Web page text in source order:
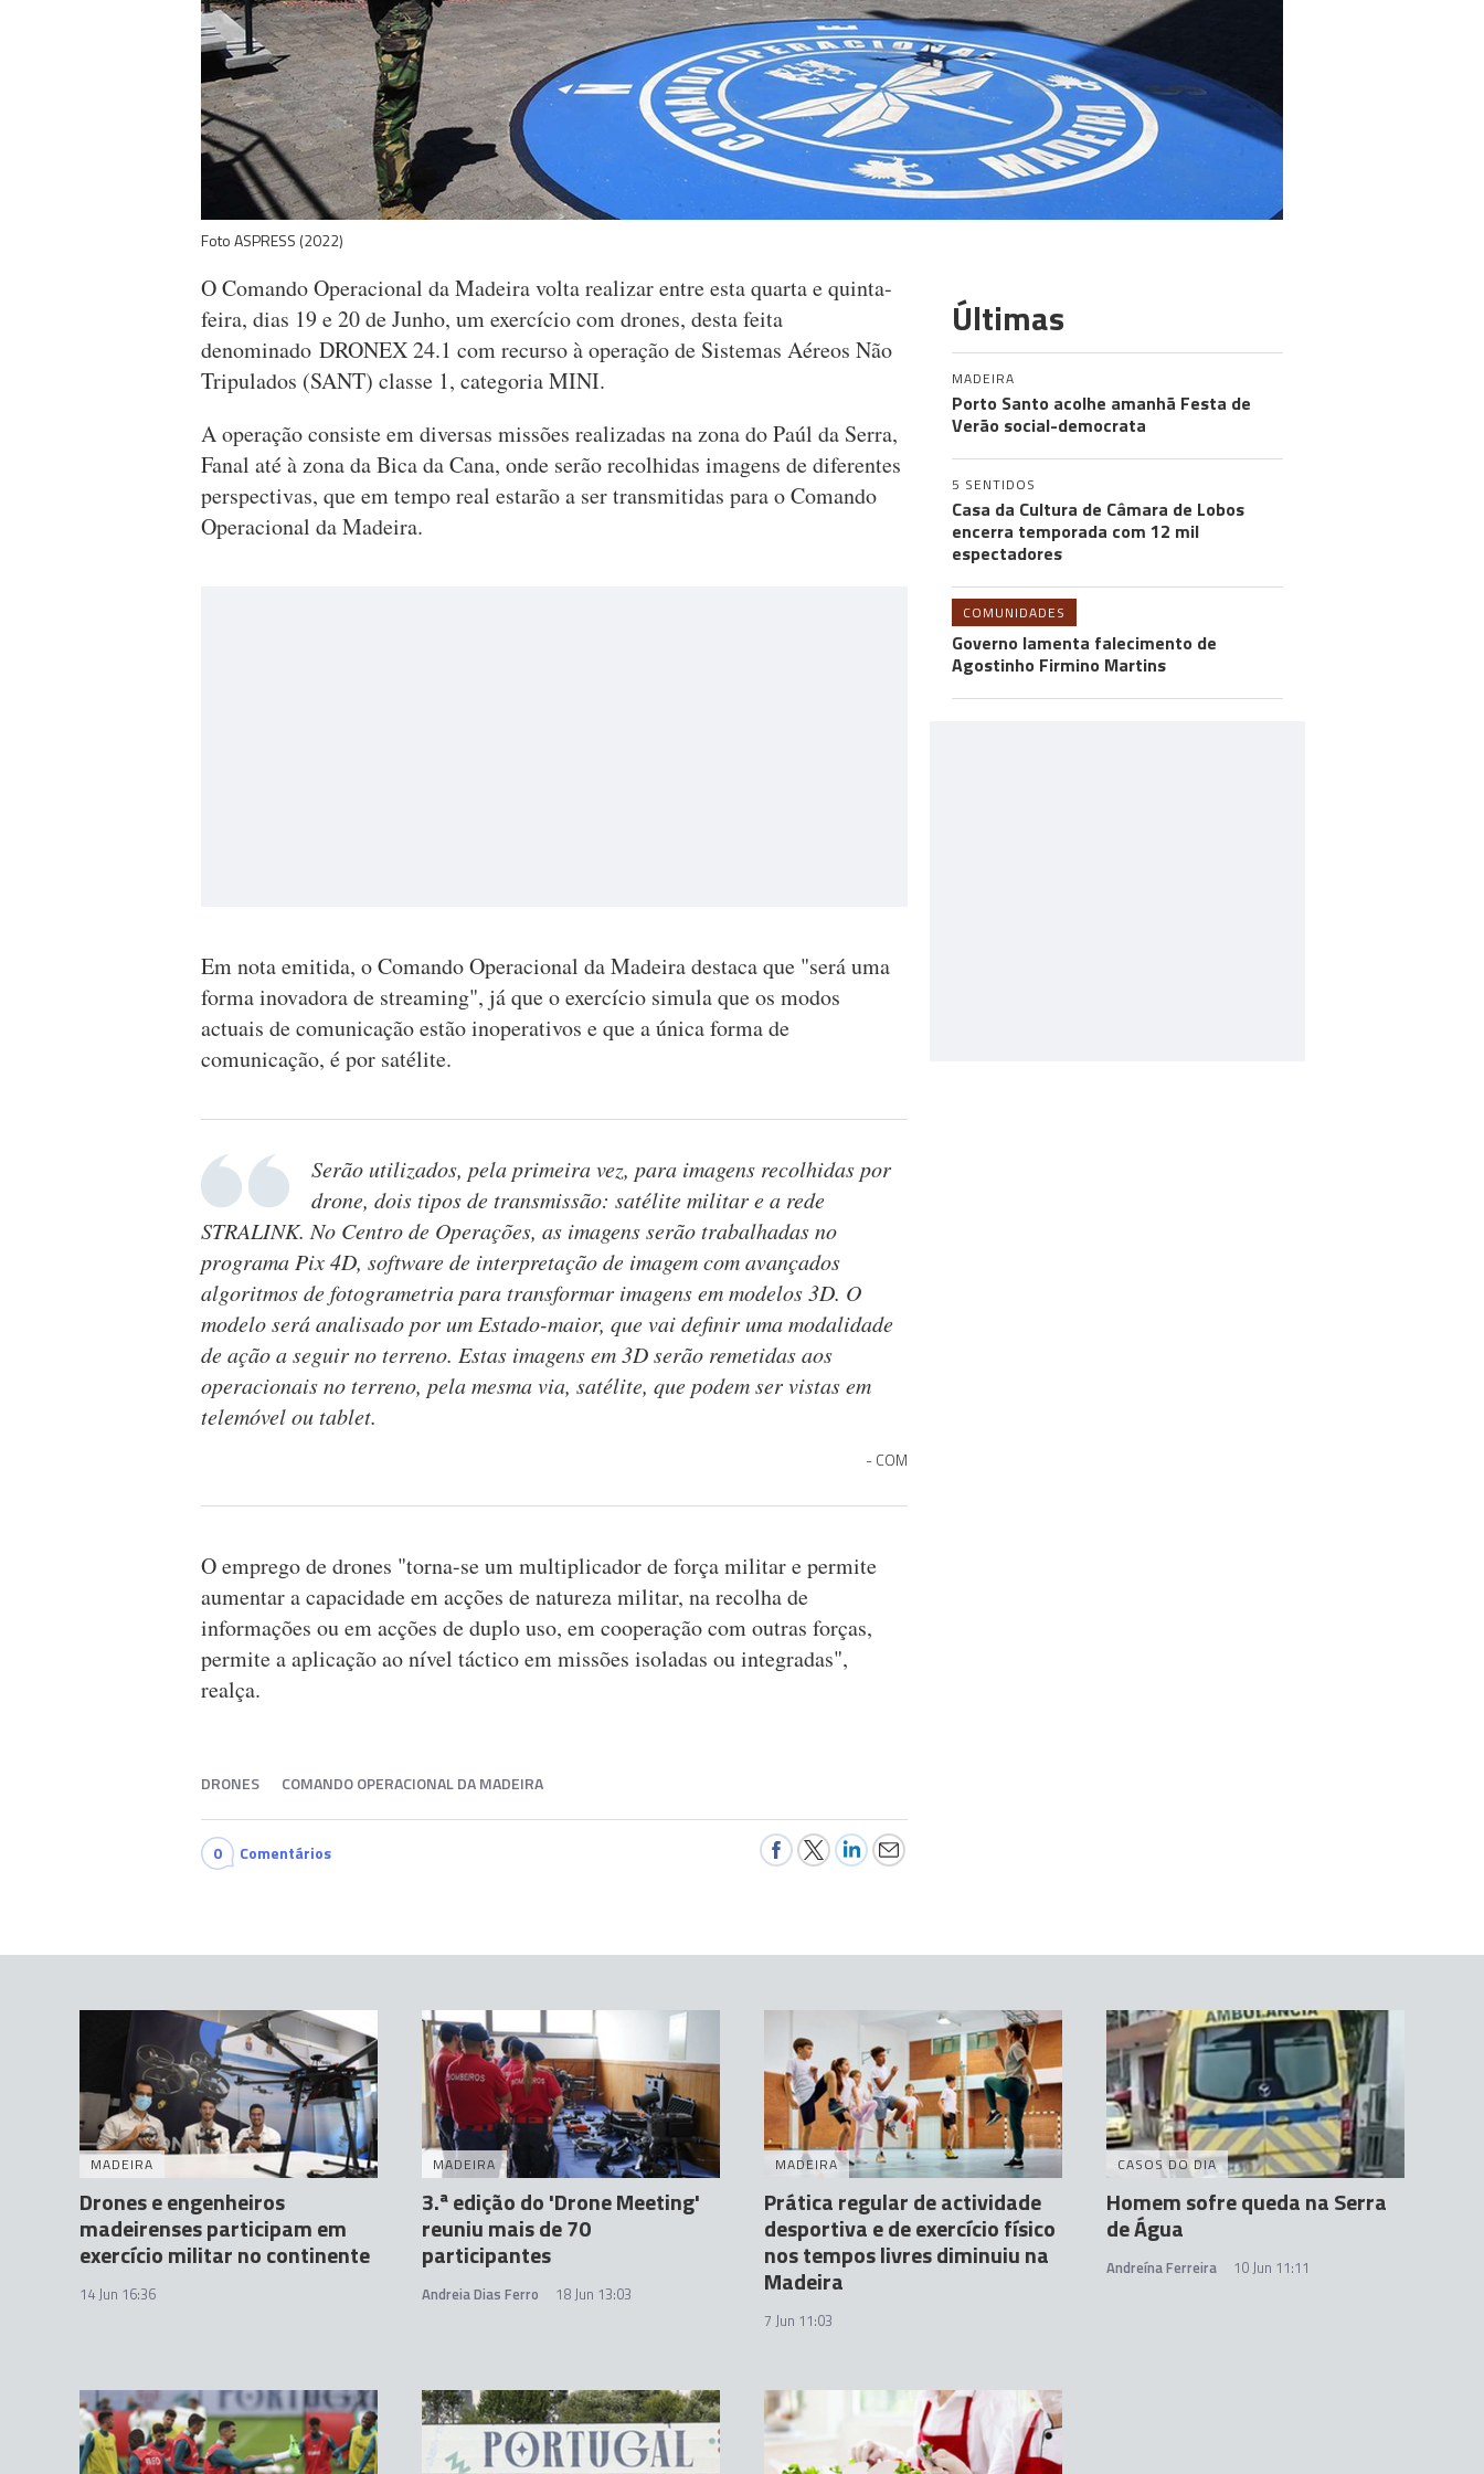
Foto ASPRESS (2022)
O Comando Operacional da Madeira volta realizar entre esta quarta e quinta-
feira, dias 19 e 20 de Junho, um exercício com drones, desta feita
denominado DRONEX 24.1 com recurso à operação de Sistemas Aéreos Não
Tripulados (SANT) classe 1, categoria MINI.
A operação consiste em diversas missões realizadas na zona do Paúl da Serra,
Fanal até à zona da Bica da Cana, onde serão recolhidas imagens de diferentes
perspectivas, que em tempo real estarão a ser transmitidas para o Comando
Operacional da Madeira.
Em nota emitida, o Comando Operacional da Madeira destaca que "será uma
forma inovadora de streaming", já que o exercício simula que os modos
actuais de comunicação estão inoperativos e que a única forma de
comunicação, é por satélite.
Serão utilizados, pela primeira vez, para imagens recolhidas por
drone, dois tipos de transmissão: satélite militar e a rede
STRALINK. No Centro de Operações, as imagens serão trabalhadas no
programa Pix 4D, software de interpretação de imagem com avançados
algoritmos de fotogrametria para transformar imagens em modelos 3D. O
modelo será analisado por um Estado-maior, que vai definir uma modalidade
de ação a seguir no terreno. Estas imagens em 3D serão remetidas aos
operacionais no terreno, pela mesma via, satélite, que podem ser vistas em
telemóvel ou tablet.
COM
O emprego de drones "torna-se um multiplicador de força militar e permite
aumentar a capacidade em acções de natureza militar, na recolha de
informações ou em acções de duplo uso, em cooperação com outras forças,
permite a aplicação ao nível táctico em missões isoladas ou integradas",
realça.
DRONES COMANDO OPERACIONAL DA MADEIRA
0 Comentários
Últimas
MADEIRA
Porto Santo acolhe amanhã Festa de
Verão social-democrata
5 SENTIDOS
Casa da Cultura de Câmara de Lobos
encerra temporada com 12 mil
espectadores
COMUNIDADES
Governo lamenta falecimento de
Agostinho Firmino Martins
MADEIRA
Drones e engenheiros
madeirenses participam em
exercício militar no continente
14 Jun 16:36
MADEIRA
3.ª edição do 'Drone Meeting'
reuniu mais de 70
participantes
Andreia Dias Ferro 18 Jun 13:03
MADEIRA
Prática regular de actividade
desportiva e de exercício físico
nos tempos livres diminuiu na
Madeira
7 Jun 11:03
CASOS DO DIA
Homem sofre queda na Serra
de Água
Andreína Ferreira 10 Jun 11:11